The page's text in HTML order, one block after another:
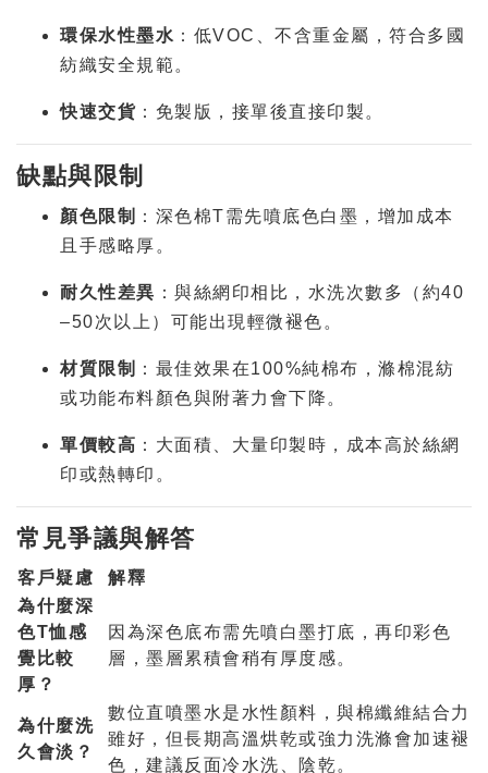
環保水性墨水 ：低VOC、不含重金屬，符合多國
紡織安全規範。
快速交貨 ：免製版，接單後直接印製。
缺點與限制
顏色限制
：深色棉T需先噴底色白墨，增加成本
且手感略厚。
耐久性差異 ：與絲網印相比，水洗次數多（約40
–50次以上）可能出現輕微褪色。
材質限制
：最佳效果在100%純棉布，滌棉混紡
或功能布料顏色與附著力會下降。
單價較高 ：大面積、大量印製時，成本高於絲網
印或熱轉印。
常見爭議與解答
客戶疑慮
解釋
為什麼深
色T恤感
覺比較
厚？
因為深色底布需先噴白墨打底，再印彩色
層，墨層累積會稍有厚度感。
為什麼洗
久會淡？
數位直噴墨水是水性顏料，與棉纖維結合力
雖好，但長期高溫烘乾或強力洗滌會加速褪
色，建議反面冷水洗、陰乾。